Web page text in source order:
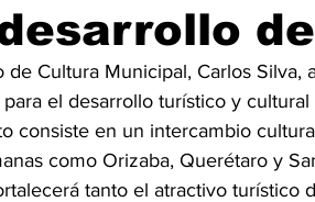
de Cultura Municipal, Carlos
el desarrollo turístico y
consiste en un intercambio
como Orizaba, Querétaro y
tanto el atractivo turístico